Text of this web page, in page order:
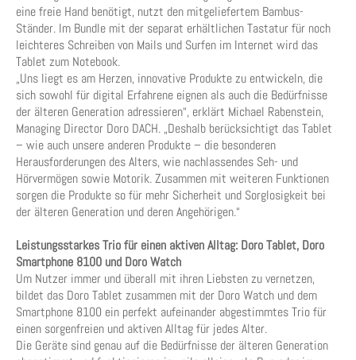
eine freie Hand benötigt, nutzt den mitgeliefertem Bambus-
Ständer. Im Bundle mit der separat erhältlichen Tastatur für noch
leichteres Schreiben von Mails und Surfen im Internet wird das
Tablet zum Notebook.
„Uns liegt es am Herzen, innovative Produkte zu entwickeln, die
sich sowohl für digital Erfahrene eignen als auch die Bedürfnisse
der älteren Generation adressieren“, erklärt Michael Rabenstein,
Managing Director Doro DACH. „Deshalb berücksichtigt das Tablet
– wie auch unsere anderen Produkte – die besonderen
Herausforderungen des Alters, wie nachlassendes Seh- und
Hörvermögen sowie Motorik. Zusammen mit weiteren Funktionen
sorgen die Produkte so für mehr Sicherheit und Sorglosigkeit bei
der älteren Generation und deren Angehörigen.“
Leistungsstarkes Trio für einen aktiven Alltag: Doro Tablet, Doro
Smartphone 8100 und Doro Watch
Um Nutzer immer und überall mit ihren Liebsten zu vernetzen,
bildet das Doro Tablet zusammen mit der Doro Watch und dem
Smartphone 8100 ein perfekt aufeinander abgestimmtes Trio für
einen sorgenfreien und aktiven Alltag für jedes Alter.
Die Geräte sind genau auf die Bedürfnisse der älteren Generation